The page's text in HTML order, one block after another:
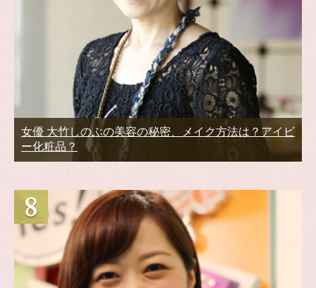
女優 大竹しのぶの美容の秘密、メイク方法は？アイビ
ー化粧品？